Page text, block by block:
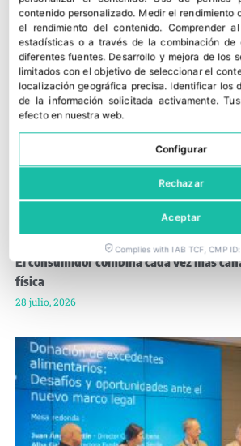
El consumidor combina cada vez más
física
28 julio, 2026
contenido personalizado. Medir el rendimiento
el rendimiento del contenido.Comprender
estadísticas o a través de la combinación de
diferentes fuentes. Desarrollo y mejora de los
limitados con el objetivo de seleccionar el
localización geográfica precisa. Identificar los
de la información solicitada activamente.
efecto en nuestra web.
Configurar
Rechazar
Aceptar
Complies with IAB TCF, CMP